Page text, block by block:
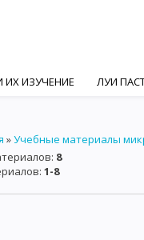
ИЗУЧЕНИЕ ЛУИ
СИСТЕМАТИКА И
»Учебные материалы
: 8
: 1-8